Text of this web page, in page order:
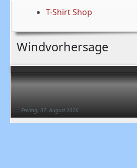
Freitag, 07. August 2026
T-Shirt Shop
Windvorhersage